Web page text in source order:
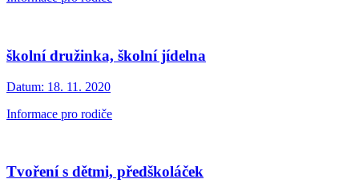
školní družinka, školní jídelna
Datum: 18. 11. 2020
Informace pro rodiče
Tvoření s dětmi, předškoláček